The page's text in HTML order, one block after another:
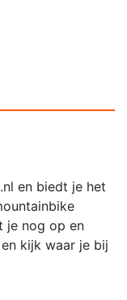
en biedt je het
je nog op en
kijk waar je bij